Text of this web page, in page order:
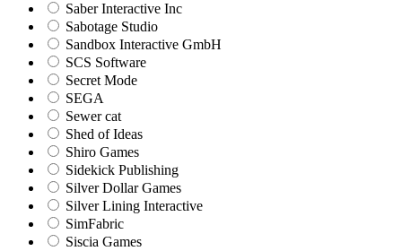
Saber Interactive Inc
Sabotage Studio
Sandbox Interactive GmbH
SCS Software
Secret Mode
SEGA
Sewer cat
Shed of Ideas
Shiro Games
Sidekick Publishing
Silver Dollar Games
Silver Lining Interactive
SimFabric
Siscia Games